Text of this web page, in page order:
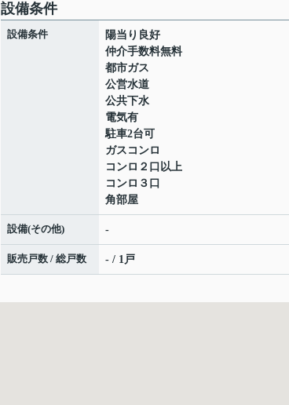
設備条件
設備条件
陽当り良好
仲介手数料無料
都市ガス
公営水道
公共下水
電気有
駐車2台可
ガスコンロ
コンロ２口以上
コンロ３口
角部屋
設備(その他) -
販売戸数 / 総戸数 - / 1戸